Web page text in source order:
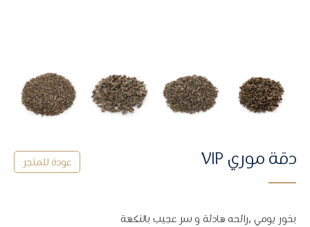
دقة موري VIP ﻋﻮﺩﺓ ﻟﻠﻤﺘﺠﺮ
بخور يومي ,رائحه هادئة و سر عجيب بالنكهة